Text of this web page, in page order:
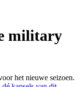
military
het nieuwe seizoen.